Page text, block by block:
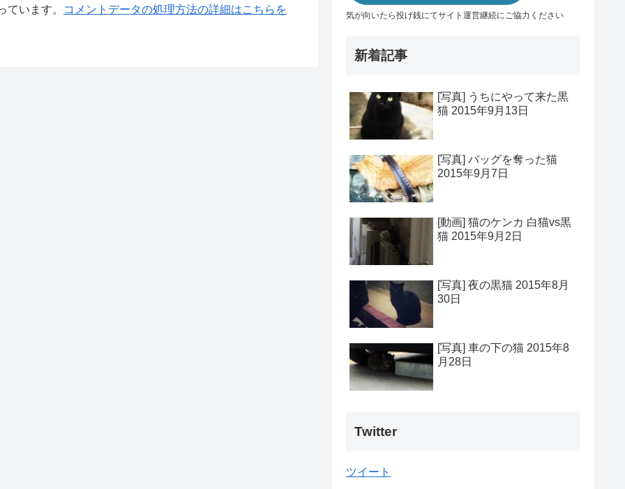
います。 コメントデータの処理方法の詳細はこちらを 気が向いたら投げ銭にてサイト運営継続にご協力ください
新着記事
[写真] うちにやって来た黒
猫 2015年9月13日
[写真] バッグを奪った猫
2015年9月7日
[動画] 猫のケンカ 白猫vs黒
猫 2015年9月2日
[写真] 夜の黒猫 2015年8月
30日
[写真] 車の下の猫 2015年8
月28日
Twitter
ツイート